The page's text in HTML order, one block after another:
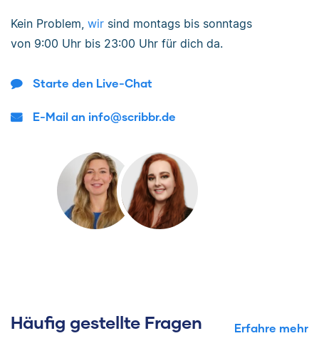
Kein Problem, wir sind montags bis sonntags
von 9:00 Uhr bis 23:00 Uhr für dich da.
Starte den Live-Chat
E-Mail an info@scribbr.de
Häufig gestellte Fragen Erfahre mehr